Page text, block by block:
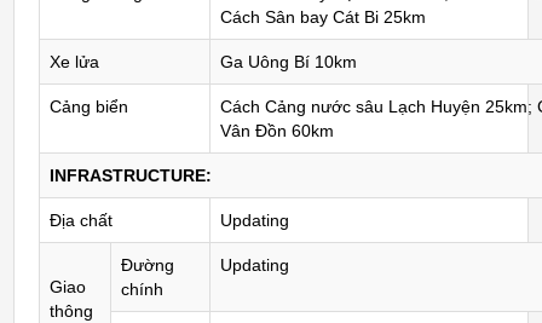
Cách Sân bay Cát Bi 25km
Xe lửa Ga Uông Bí 10km
Cảng biển
Cách Cảng nước sâu Lạch Huyện 25km;
Vân Đồn 60km
INFRASTRUCTURE:
Địa chất Updating
Giao
thông
Đường
chính
Updating